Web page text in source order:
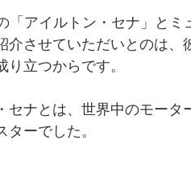
「アイルトン・セナ」と
介させていただいとのは
立つからです。
セナとは、世界中のモー
ーでした。